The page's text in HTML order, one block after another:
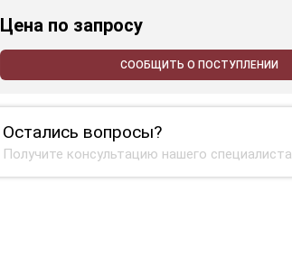
Цена по запросу
СООБЩИТЬ О ПОСТУПЛЕНИИ
Остались вопросы?
Получите консультацию нашего специалиста